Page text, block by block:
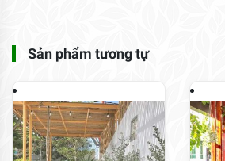
Sản phẩm tương tự